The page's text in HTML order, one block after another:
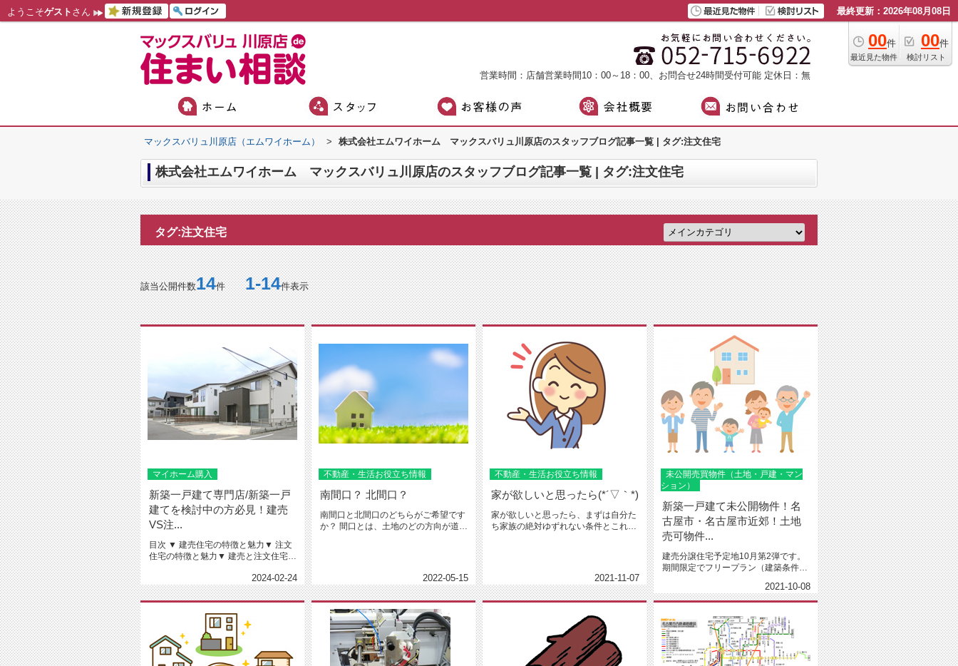
ようこそゲスト さん 最終更新：2026年08月08日
00件
最近見た物件
00件
検討リスト
営業時間：店舗営業時間10：00～18：00、お問合せ24時間受付可能 定休日：無
マックスバリュ川原店（エムワイホーム） > 株式会社エムワイホーム マックスバリュ川原店のスタッフブログ記事一覧 | タグ:注文住宅
株式会社エムワイホーム マックスバリュ川原店のスタッフブログ記事一覧 | タグ:注文住宅
タグ:注文住宅
該当公開件数14件1-14件表示
マイホーム購入
新築一戸建て専門店/新築一戸
建てを検討中の方必見！建売
VS注...
目次 ▼ 建売住宅の特徴と魅力▼ 注文
住宅の特徴と魅力▼ 建売と注文住宅の
2024-02-24
不動産・生活お役立ち情報
南間口？ 北間口？
南間口と北間口のどちらがご希望です
か？ 間口とは、土地のどの方向が道路
2022-05-15
不動産・生活お役立ち情報
家が欲しいと思ったら(*´▽｀*)
家が欲しいと思ったら、まずは自分た
ち家族の絶対ゆずれない条件とこれだ
2021-11-07
未公開売買物件（土地・戸建・マン
ション）
新築一戸建て未公開物件！名
古屋市・名古屋市近郊！土地
売可物件...
建売分譲住宅予定地10月第2弾です。
期間限定でフリープラン（建築条件付
2021-10-08